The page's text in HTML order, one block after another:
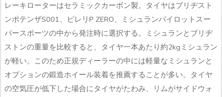
レーキローターはセラミックカーボン製。タイヤはブリヂスト
ンポテンザS001、ピレリP ZERO、ミシュランパイロットスー
パースポーツの中から発注時に選択する。ミシュランとブリヂ
ストンの重量を比較すると、タイヤ一本あたり約2kgミシュラン
が軽い。このため正規ディーラーの中には軽量なミシュランと
オプションの鍛造ホイール装着を推薦することが多い。タイヤ
の空気圧が低下した場合にタイヤがたわみ、リムがサイドウォ